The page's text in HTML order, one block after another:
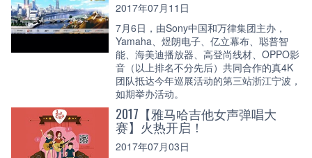
2017年07月11日
7月6日，由Sony中国和万律集团主办，
Yamaha、煜朗电子、亿立幕布、聪普智
能、海美迪播放器、高登尚线材、OPPO影
音（以上排名不分先后）共同合作的真4K
团队抵达今年巡展活动的第三站浙江宁波，
如期举办活动。
2017【雅马哈吉他女声弹唱大
赛】火热开启！
2017年07月03日